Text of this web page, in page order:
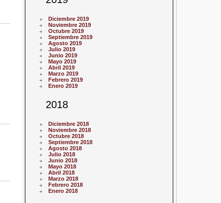
Diciembre 2019
Noviembre 2019
Octubre 2019
Septiembre 2019
Agosto 2019
Julio 2019
Junio 2019
Mayo 2019
Abril 2019
Marzo 2019
Febrero 2019
Enero 2019
2018
Diciembre 2018
Noviembre 2018
Octubre 2018
Septiembre 2018
Agosto 2018
Julio 2018
Junio 2018
Mayo 2018
Abril 2018
Marzo 2018
Febrero 2018
Enero 2018